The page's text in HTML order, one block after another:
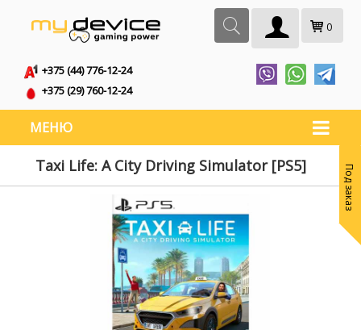
0
+375 (44) 776-12-24
+375 (29) 760-12-24
МЕНЮ
Taxi Life: A City Driving Simulator [PS5] Под заказ